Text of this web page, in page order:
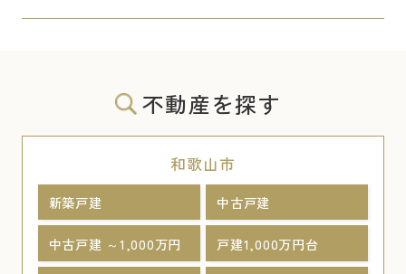
不動産を探す
和歌山市
新築戸建 中古戸建
中古戸建 ～1,000万円 戸建1,000万円台